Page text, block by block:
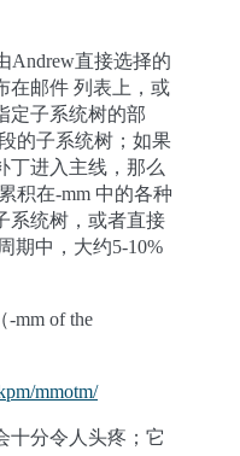
Andrew直接选择的
在邮件 列表上，或
定子系统树的部
的子系统树；如果
丁进入主线，那么
积在-mm 中的各种
系统树，或者直接
期中，大约5-10%
-mm of the
mmotm/
十分令人头疼；它